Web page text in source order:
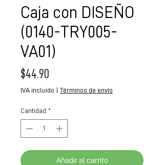
Caja con DISEÑO
(0140-TRY005-
VA01)
$44.90
IVA incluido Términos de envío
Cantidad *
Añadir al carrito